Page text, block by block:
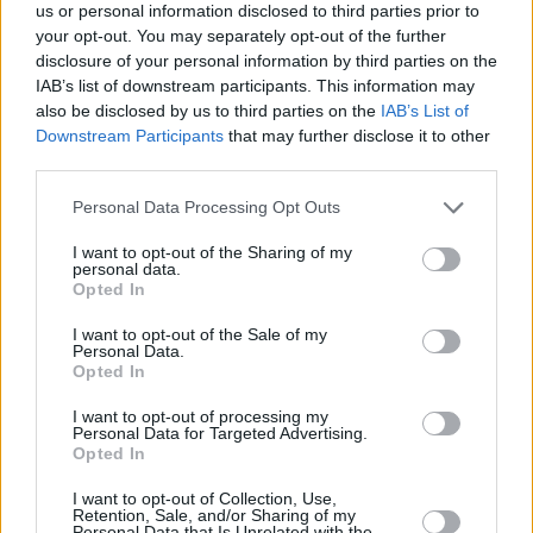
us or personal information disclosed to third parties prior to
your opt-out. You may separately opt-out of the further
disclosure of your personal information by third parties on the
IAB’s list of downstream participants. This information may
also be disclosed by us to third parties on the IAB’s List of
Downstream Participants that may further disclose it to other
Personal Data Processing Opt Outs
I want to opt-out of the Sharing of my
personal data.
Opted In
I want to opt-out of the Sale of my
Personal Data.
Opted In
I want to opt-out of processing my
Personal Data for Targeted Advertising.
Opted In
I want to opt-out of Collection, Use,
Retention, Sale, and/or Sharing of my
5/5: Eutelsat 9B (9E): Global Tamil Vision
Na kmit. 11727/V skončil program GLOBAL TAMIL VISION
5/5: Eutelsat 9B (9E): Arise News
Na kmit. 11996/V (SR 27500, FEC 3/4) začala vysílat stanice ARISE NEWS
4/5: Eutelsat Hot Bird (13E): All In
4/5: Eutelsat Hot Bird (13E): ERT World Europe
WORLD EUROPE
4/5: Eutelsat Hot Bird (13E): CATV, IranAS Movie
Na kmit. 12149/V skončily programy CATV, IRANAS MOVIE
2/5: Hispasat (30W): Al Jazeera English
Na kmit. 12092/V skončil program AL JAZEERA ENGLISH
2/5: Eutelsat 7A (7E): TIN TV
Na kmit. 10720/H (SR 22000, FEC 3/4) začala vysílat stanice TIN TV
2/5: Eutelsat Hot Bird (13E): SexySat Cams
1/5: Eutelsat 21B (21,5E): Al Jadeed Sat, Hawacom